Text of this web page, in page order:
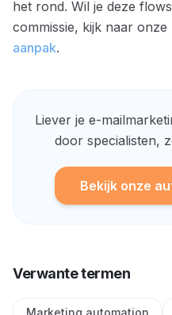
het rond. Wil je deze
commissie, kijk naar onze
aanpak.
Liever je e-
door specialisten,
Bekijk onze
Verwante termen
Marketing automation